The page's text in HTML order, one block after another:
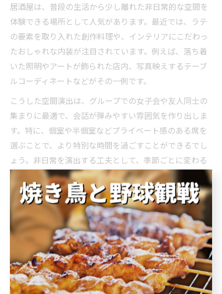
居酒屋は、普段の生活から少し離れた非日常的な空間を
体験できる場所として人気があります。最近では、ラテ
の要素を取り入れた創作料理や、インテリアにこだわっ
たおしゃれな内装が注目されています。例えば、落ち着
いた照明やアートが飾られた店内、写真映えするテーブ
ルコーディネートなどがその一例です。
こうした空間演出は、グループでの女子会や友人同士の
集まりに最適で、会話が弾みやすい雰囲気を作り出しま
す。特に、個室や半個室などプライベート感のある席を
選ぶことで、より特別な時間を過ごすことができるでし
ょう。非日常を演出する工夫として、季節ごとに変わる
装飾やイベントも人気です。
注意点としては、人気店では予約が取りづらい場合があ
るため、ネット予約サービスを活用するのが便利です。
また、写真を撮る際は他のお客様への配慮も大切にしま
しょう。こうした細やかな配慮が、より快適な非日常空
間を演出するポイントとなります。
普段と違う居酒屋体験で心もリフレッシュ